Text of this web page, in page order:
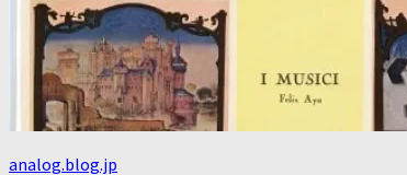
analog.blog.jp